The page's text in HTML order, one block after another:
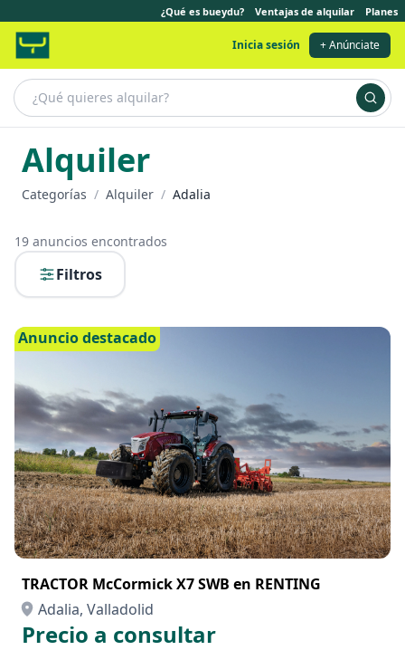
¿Qué es bueydu? Ventajas de alquilar Planes
Inicia sesión + Anúnciate
Alquiler
Categorías / Alquiler / Adalia
19 anuncios encontrados
Filtros
Anuncio destacado
TRACTOR McCormick X7 SWB en RENTING
Adalia, Valladolid
Precio a consultar